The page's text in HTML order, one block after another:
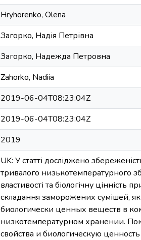
Hryhorenko, Olena
Загорко, Надія Петрівна
Загорко, Надежда Петровна
Zahorko, Nadiia
2019-06-04T08:23:04Z
2019-06-04T08:23:04Z
2019
UK: У статті досліджено
тривалого низькотемпературного
властивості та біологічну
складання заморожених сумішей,
биологически ценных веществ в
низкотемпературном хранении.
свойства и биологическую